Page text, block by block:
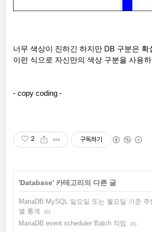
너무 색상이 진하긴 하지만 DB 구분은 확
이런 식으로 자신만의 색상 구분을 사용
- copy coding -
2 구독하기
'Database' 카테고리의 다른 글
MariaDB MySQL 일요일 또는 월요일 기준 주
별 통계
(0)
MariaDB event scheduler Batch 작업 (0)